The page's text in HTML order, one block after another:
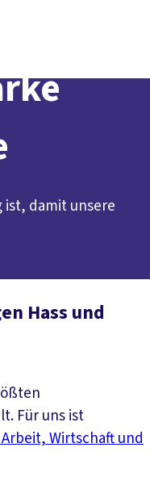
Service
ist, damit unsere
Hass und
Für uns ist
Wirtschaft und